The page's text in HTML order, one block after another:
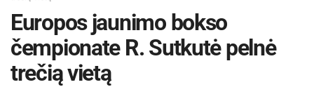
Europos jaunimo bokso
čempionate R. Sutkutė pelnė
trečią vietą